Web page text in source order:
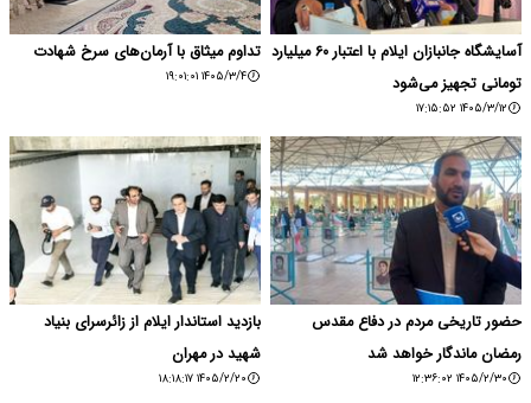
آسایشگاه جانبازان ایلام با اعتبار ۶۰ میلیارد
تومانی تجهیز می‌شود
۱۴۰۵/۳/۱۲ ۱۷:۱۵:۵۲
تداوم میثاق با آرمان‌های سرخ شهادت
۱۴۰۵/۳/۴ ۱۹:۰۱:۰۱
حضور تاریخی مردم در دفاع مقدس
رمضان ماندگار خواهد شد
۱۴۰۵/۲/۳۰ ۱۲:۳۶:۰۲
بازدید استاندار ایلام از زائرسرای بنیاد
شهید در مهران
۱۴۰۵/۲/۲۰ ۱۸:۱۸:۱۷